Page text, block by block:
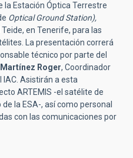
la Estación Óptica Terrestre
Optical Ground Station),
en Tenerife, para las
La presentación correrá
técnico por parte del
Roger, Coordinador
Asistirán a esta
ARTEMIS -el satélite de
la ESA-, así como personal
con las comunicaciones por